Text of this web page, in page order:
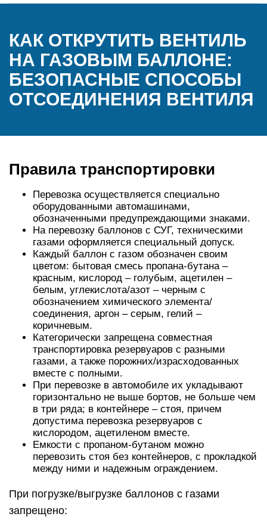
КАК ОТКРУТИТЬ ВЕНТИЛЬ
НА ГАЗОВЫМ БАЛЛОНЕ:
БЕЗОПАСНЫЕ СПОСОБЫ
ОТСОЕДИНЕНИЯ ВЕНТИЛЯ
Правила транспортировки
Перевозка осуществляется специально
оборудованными автомашинами,
обозначенными предупреждающими знаками.
На перевозку баллонов с СУГ, техническими
газами оформляется специальный допуск.
Каждый баллон с газом обозначен своим
цветом: бытовая смесь пропана-бутана –
красным, кислород – голубым, ацетилен –
белым, углекислота/азот – черным с
обозначением химического элемента/
соединения, аргон – серым, гелий –
коричневым.
Категорически запрещена совместная
транспортировка резервуаров с разными
газами, а также порожних/израсходованных
вместе с полными.
При перевозке в автомобиле их укладывают
горизонтально не выше бортов, не больше чем
в три ряда; в контейнере – стоя, причем
допустима перевозка резервуаров с
кислородом, ацетиленом вместе.
Емкости с пропаном-бутаном можно
перевозить стоя без контейнеров, с прокладкой
между ними и надежным ограждением.
При погрузке/выгрузке баллонов с газами
запрещено: